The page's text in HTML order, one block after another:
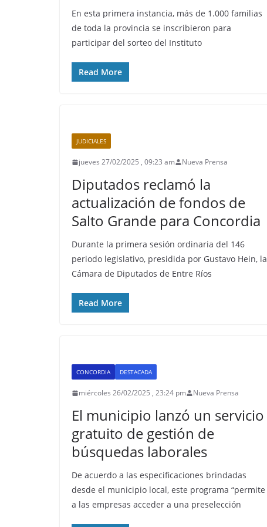
En esta primera instancia, más de 1.000 familias
de toda la provincia se inscribieron para
participar del sorteo del Instituto
Read More
JUDICIALES
jueves 27/02/2025 , 09:23 am Nueva Prensa
Diputados reclamó la
actualización de fondos de
Salto Grande para Concordia
Durante la primera sesión ordinaria del 146
periodo legislativo, presidida por Gustavo Hein, la
Cámara de Diputados de Entre Ríos
Read More
CONCORDIA DESTACADA
miércoles 26/02/2025 , 23:24 pm Nueva Prensa
El municipio lanzó un servicio
gratuito de gestión de
búsquedas laborales
De acuerdo a las especificaciones brindadas
desde el municipio local, este programa “permite
a las empresas acceder a una preselección